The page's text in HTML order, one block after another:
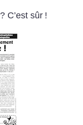
? C’est sûr !